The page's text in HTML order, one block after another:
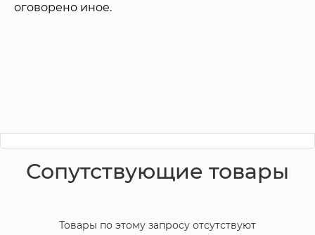
оговорено иное.
Сопутствующие товары
Товары по этому запросу отсутствуют